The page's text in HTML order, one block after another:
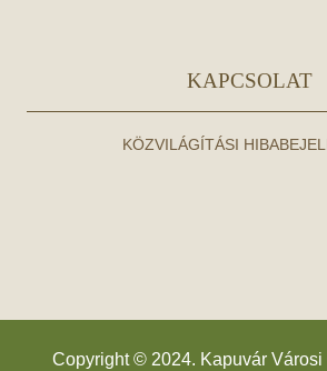
KAPCSOLAT
KÖZVILÁGÍTÁSI
Copyright © 2024. Kapuvár Városi